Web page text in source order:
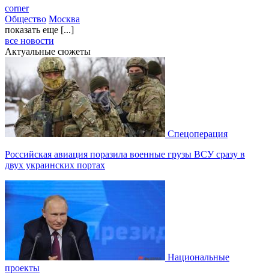
corner
Общество Москва
показать еще [...]
все новости
Актуальные сюжеты
Спецоперация
Российская авиация поразила военные грузы ВСУ сразу в
двух украинских портах
Национальные
проекты